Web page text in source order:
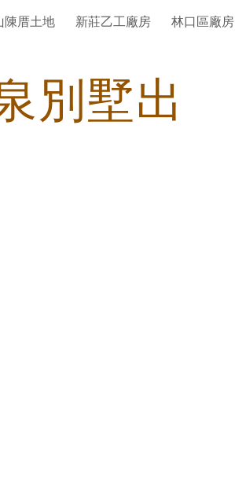
Skip to navigation
陳厝土地 新莊乙工廠房 林口區廠房
別墅出